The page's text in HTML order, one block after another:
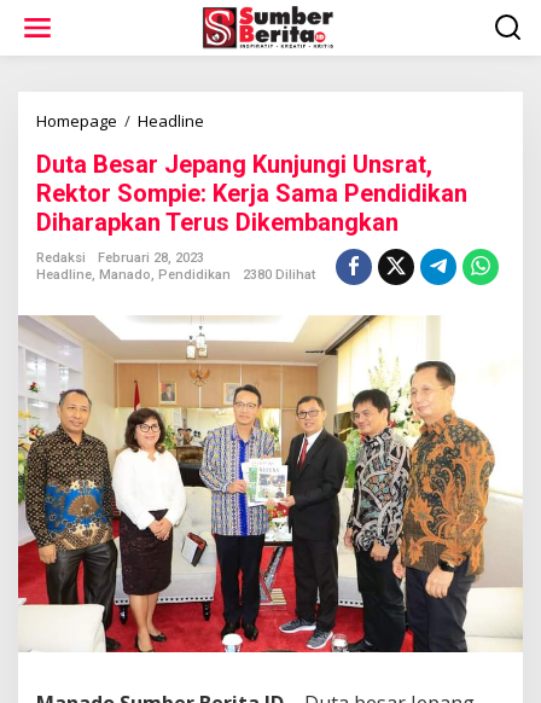
w
Homepage / Headline
t
a
B
e
a
J
e
p
a
n
g
K
u
n
u
n
g
i
U
n
Duta Besar Jepang Kunjungi Unsrat,
Rektor Sompie: Kerja Sama Pendidikan
Diharapkan Terus Dikembangkan
Redaksi
Februari 28, 2023
Headline, Manado, Pendidikan 2380 Dilihat